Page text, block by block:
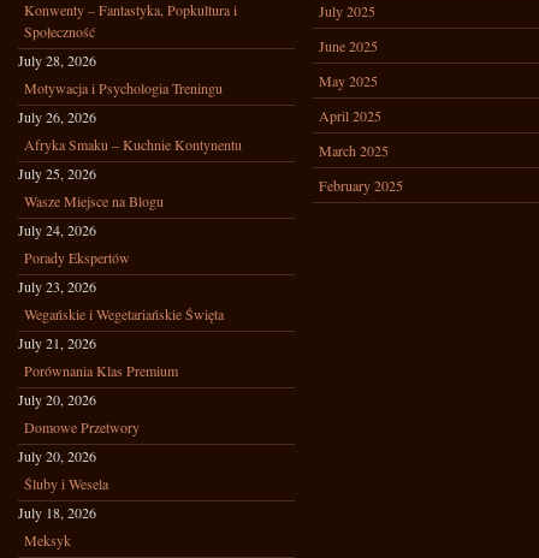
Konwenty – Fantastyka, Popkultura i
Społeczność
July 28, 2026
Motywacja i Psychologia Treningu
July 26, 2026
Afryka Smaku – Kuchnie Kontynentu
July 25, 2026
Wasze Miejsce na Blogu
July 24, 2026
Porady Ekspertów
July 23, 2026
Wegańskie i Wegetariańskie Święta
July 21, 2026
Porównania Klas Premium
July 20, 2026
Domowe Przetwory
July 20, 2026
Śluby i Wesela
July 18, 2026
Meksyk
July 2025
June 2025
May 2025
April 2025
March 2025
February 2025